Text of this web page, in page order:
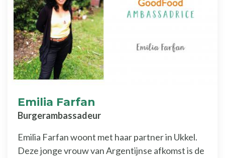
Emilia Farfan
Burgerambassadeur
Emilia Farfan woont met haar partner in Ukkel.
Deze jonge vrouw van Argentijnse afkomst is de